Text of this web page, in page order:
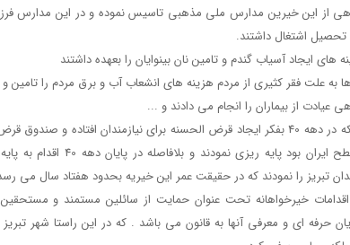
از اين خيرين مدارس ملي مذهبي تاسيس نموده و در اين مدارس
تحصيل اشتغال داشتند.
هاي ايجاد آسياب گندم و تامين نان بينوايان را بعهده داشتند
به علت فقر كثيري از مردم هزينه هاي انشعاب آب و برق مردم را تامين
عيادت از بيماران را انجام مي دادند و ...
تا اينكه در دهه 40 بفكر ايجاد قرض الحسنه براي نيازمندان
در سطح ايران بود
تبريز را نمودند كه در حقيقت عمر اين خيريه بحدود هفتاد سال مي
اقدامات خيرخواهانه تحت عنوان حمايت از سائلين مستمند و
حرفه اي و معرفي آنها به قانون مي باشد . كه در اين راستا شهر
پایان داستان مردان چادری در
تبریز!
به گزارش خبرگزاری فارس از تبریز،